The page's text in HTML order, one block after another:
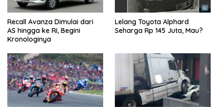
Recall Avanza Dimulai dari
AS hingga ke RI, Begini
Kronologinya
Lelang Toyota Alphard
Seharga Rp 145 Juta, Mau?